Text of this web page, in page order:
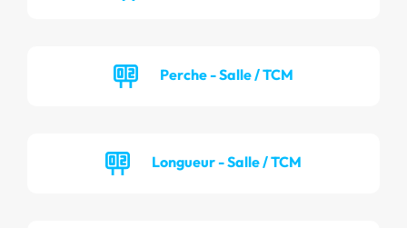
Perche - Salle / TCM
Longueur - Salle / TCM